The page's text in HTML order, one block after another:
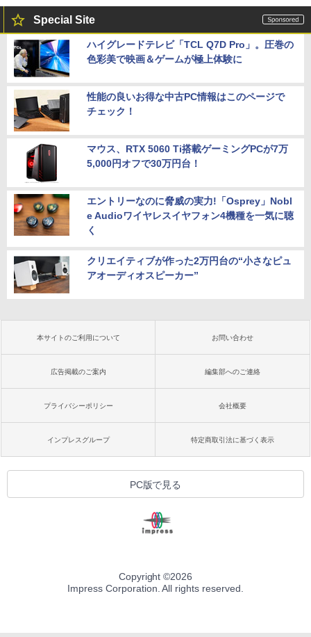
Special Site
ハイグレードテレビ「TCL Q7D Pro」。圧巻の
色彩美で映画＆ゲームが極上体験に
性能の良いお得な中古PC情報はこのページで
チェック！
マウス、RTX 5060 Ti搭載ゲーミングPCが7万
5,000円オフで30万円台！
エントリーなのに脅威の実力!「Osprey」Nobl
e Audioワイヤレスイヤフォン4機種を一気に聴
く
クリエイティブが作った2万円台の“小さなピュ
アオーディオスピーカー”
本サイトのご利用について お問い合わせ
広告掲載のご案内 編集部へのご連絡
プライバシーポリシー 会社概要
インプレスグループ 特定商取引法に基づく表示
PC版で見る
Copyright ©2026
Impress Corporation. All rights reserved.